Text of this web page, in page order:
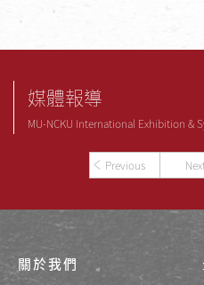
媒體報導
MU-NCKU International Exhibition &
Previous
關於我們